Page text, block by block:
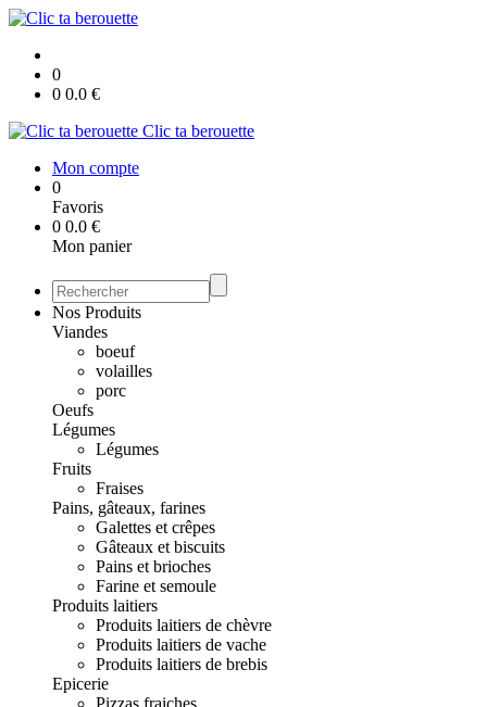
0
0 0.0 €
Clic ta berouette
Mon compte
0
Favoris
0 0.0 €
Mon panier
Nos Produits
Viandes
boeuf
volailles
porc
Oeufs
Légumes
Légumes
Fruits
Fraises
Pains, gâteaux, farines
Galettes et crêpes
Gâteaux et biscuits
Pains et brioches
Farine et semoule
Produits laitiers
Produits laitiers de chèvre
Produits laitiers de vache
Produits laitiers de brebis
Epicerie
Pizzas fraiches